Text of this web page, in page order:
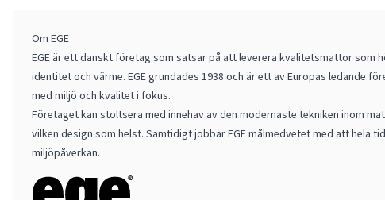
Om EGE
EGE är ett danskt företag som satsar på att leverera kvalitetsmattor som
identitet och värme. EGE grundades 1938 och är ett av Europas ledande
med miljö och kvalitet i fokus.
Företaget kan stoltsera med innehav av den modernaste tekniken inom
vilken design som helst. Samtidigt jobbar EGE målmedvetet med att hela
miljöpåverkan.